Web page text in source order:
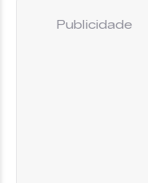
Publicidade